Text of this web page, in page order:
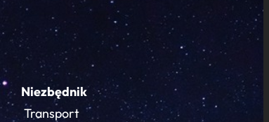
Niezbędnik
Transport